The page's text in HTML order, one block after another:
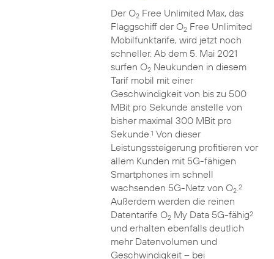
Der O2Free Unlimited Max, das
Flaggschiff der O2Free Unlimited
Mobilfunktarife, wird jetzt noch
schneller. Ab dem 5. Mai 2021
surfen O2Neukunden in diesem
Tarif mobil mit einer
Geschwindigkeit von bis zu 500
MBit pro Sekunde anstelle von
bisher maximal 300 MBit pro
Sekunde.1 Von dieser
Leistungssteigerung profitieren vor
allem Kunden mit 5G-fähigen
Smartphones im schnell
wachsenden 5G-Netz von O2.2
Außerdem werden die reinen
Datentarife O2My Data 5G-fähig2
und erhalten ebenfalls deutlich
mehr Datenvolumen und
Geschwindigkeit – bei